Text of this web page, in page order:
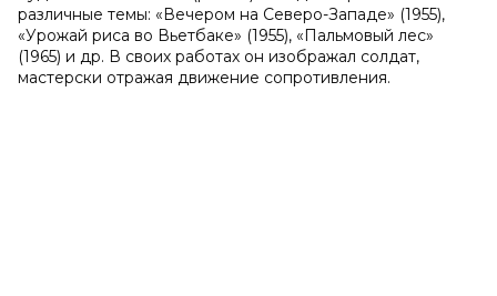
различные темы: «Вечером на Северо-Западе» (1955),
«Урожай риса во Вьетбаке» (1955), «Пальмовый лес»
(1965) и др. В своих работах он изображал солдат,
мастерски отражая движение сопротивления.